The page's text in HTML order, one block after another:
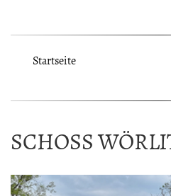
Startseite
SCHOSS